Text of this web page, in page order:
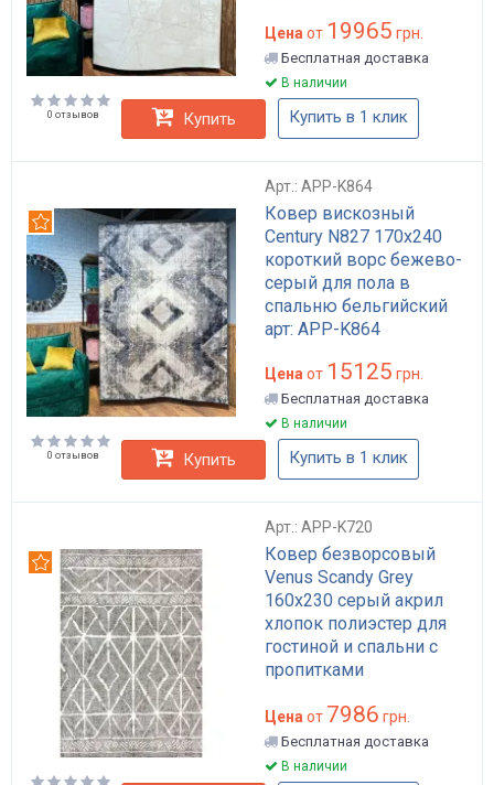
Цена от 19965 грн.
Бесплатная доставка
В наличии
0 отзывов Купить Купить в 1 клик
Арт.: APP-K864
Ковер вискозный
Century N827 170x240
короткий ворс бежево-
серый для пола в
спальню бельгийский
арт: APP-K864
Рекомендуем
Цена от 15125 грн.
Бесплатная доставка
В наличии
0 отзывов Купить Купить в 1 клик
Арт.: APP-K720
Ковер безворсовый
Venus Scandy Grey
160х230 серый акрил
хлопок полиэстер для
гостиной и спальни с
пропитками
APP-K720
Рекомендуем
Цена от 7986 грн.
Бесплатная доставка
В наличии